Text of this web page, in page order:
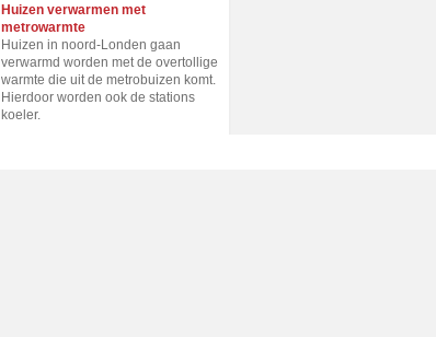
Huizen verwarmen met
metrowarmte
Huizen in noord-Londen gaan
verwarmd worden met de overtollige
warmte die uit de metrobuizen komt.
Hierdoor worden ook de stations
koeler.